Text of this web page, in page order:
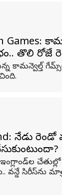
Games:
తొలి రోజే
కామన్వెల్త్‌
నేడు రెండో
వన్డే సిరీస్‌ను